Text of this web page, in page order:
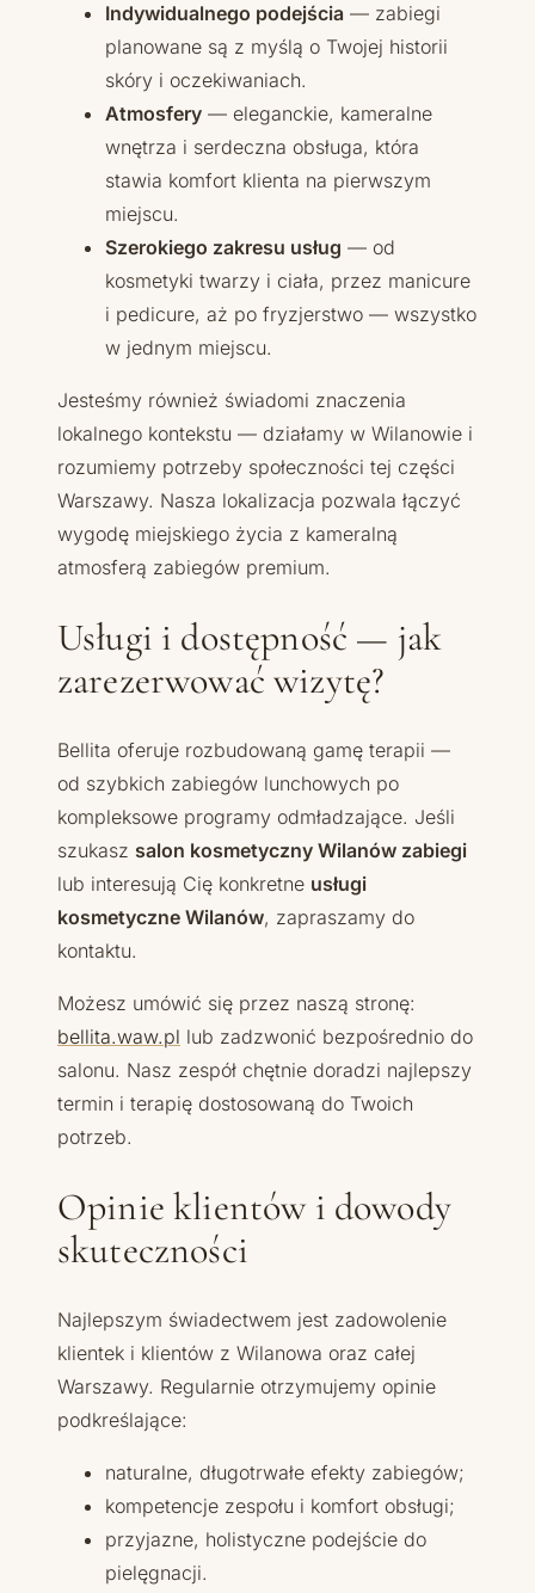
Indywidualnego podejścia — zabiegi
planowane są z myślą o Twojej historii
skóry i oczekiwaniach.
Atmosfery — eleganckie, kameralne
wnętrza i serdeczna obsługa, która
stawia komfort klienta na pierwszym
miejscu.
Szerokiego zakresu usług — od
kosmetyki twarzy i ciała, przez manicure
i pedicure, aż po fryzjerstwo — wszystko
w jednym miejscu.
Jesteśmy również świadomi znaczenia
lokalnego kontekstu — działamy w Wilanowie i
rozumiemy potrzeby społeczności tej części
Warszawy. Nasza lokalizacja pozwala łączyć
wygodę miejskiego życia z kameralną
atmosferą zabiegów premium.
Usługi i dostępność — jak
zarezerwować wizytę?
Bellita oferuje rozbudowaną gamę terapii —
od szybkich zabiegów lunchowych po
kompleksowe programy odmładzające. Jeśli
szukasz salon kosmetyczny Wilanów zabiegi
lub interesują Cię konkretne usługi
kosmetyczne Wilanów, zapraszamy do
kontaktu.
Możesz umówić się przez naszą stronę:
bellita.waw.pl lub zadzwonić bezpośrednio do
salonu. Nasz zespół chętnie doradzi najlepszy
termin i terapię dostosowaną do Twoich
potrzeb.
Opinie klientów i dowody
skuteczności
Najlepszym świadectwem jest zadowolenie
klientek i klientów z Wilanowa oraz całej
Warszawy. Regularnie otrzymujemy opinie
podkreślające:
naturalne, długotrwałe efekty zabiegów;
kompetencje zespołu i komfort obsługi;
przyjazne, holistyczne podejście do
pielęgnacji.